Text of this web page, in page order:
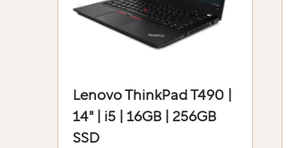
Lenovo ThinkPad T490 |
14" | i5 | 16GB | 256GB
SSD